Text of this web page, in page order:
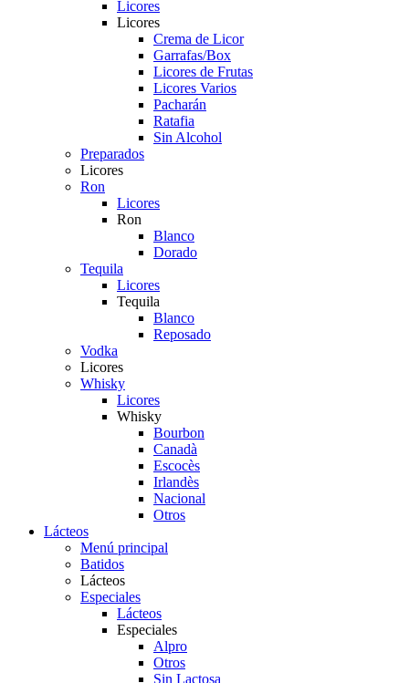
Licores
Licores
Crema de Licor
Garrafas/Box
Licores de Frutas
Licores Varios
Pacharán
Ratafia
Sin Alcohol
Preparados
Licores
Ron
Licores
Ron
Blanco
Dorado
Tequila
Licores
Tequila
Blanco
Reposado
Vodka
Licores
Whisky
Licores
Whisky
Bourbon
Canadà
Escocès
Irlandès
Nacional
Otros
Lácteos
Menú principal
Batidos
Lácteos
Especiales
Lácteos
Especiales
Alpro
Otros
Sin Lactosa